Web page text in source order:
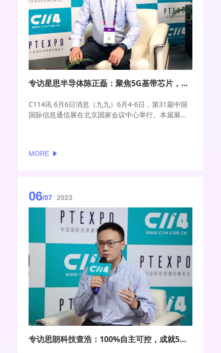
专访星思半导体陈正磊：聚焦5G基带芯片，以创新和专注打磨极致产品
C114讯 6月6日消息（九九）6月4-6日，第31届中国
国际信息通信展在北京国家会议中心举行。本届展会
MORE
06/07 2023
专访思朗科技查浩：100%自主可控，成就5G小基站“思朗速度”